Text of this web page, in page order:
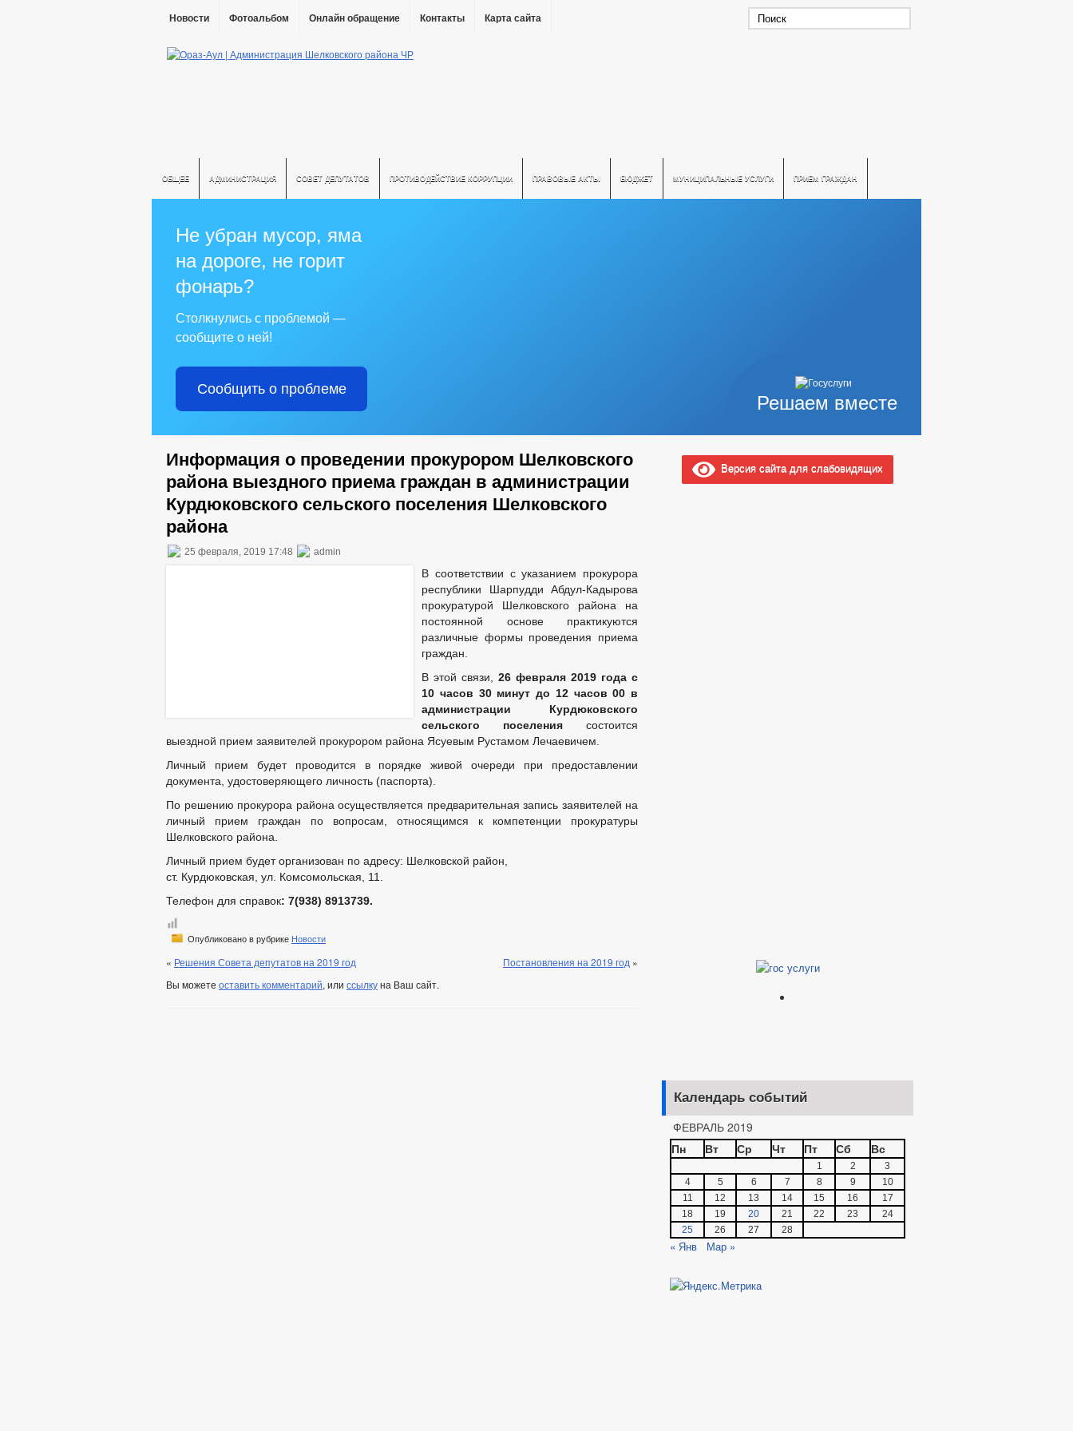
Новости Фотоальбом Онлайн обращение Контакты Карта сайта
ОБЩЕЕ АДМИНИСТРАЦИЯ СОВЕТ ДЕПУТАТОВ ПРОТИВОДЕЙСТВИЕ КОРРУПЦИИ ПРАВОВЫЕ АКТЫ БЮДЖЕТ МУНИЦИПАЛЬНЫЕ УСЛУГИ ПРИЕМ ГРАЖДАН
Решаем вместе
Не убран мусор, яма
на дороге, не горит
фонарь?
Столкнулись с проблемой —
сообщите о ней!
Сообщить о проблеме
Информация о проведении прокурором Шелковского
района выездного приема граждан в администрации
Курдюковского сельского поселения Шелковского
района
25 февраля, 2019 17:48 admin
В соответствии с указанием прокурора
республики Шарпудди Абдул-Кадырова
прокуратурой Шелковского района на
постоянной основе практикуются
различные формы проведения приема
граждан.
В этой связи, 26 февраля 2019 года с
10 часов 30 минут до 12 часов 00 в
администрации Курдюковского
сельского поселения состоится
выездной прием заявителей прокурором района Ясуевым Рустамом Лечаевичем.
Личный прием будет проводится в порядке живой очереди при предоставлении
документа, удостоверяющего личность (паспорта).
По решению прокурора района осуществляется предварительная запись заявителей на
личный прием граждан по вопросам, относящимся к компетенции прокуратуры
Шелковского района.
Личный прием будет организован по адресу: Шелковской район,
ст. Курдюковская, ул. Комсомольская, 11.
Телефон для справок: 7(938) 8913739.
Опубликовано в рубрике Новости
« Решения Совета депутатов на 2019 год Постановления на 2019 год »
Вы можете оставить комментарий, или ссылкуна Ваш сайт.
Версия сайта для слабовидящих
Календарь событий
ФЕВРАЛЬ 2019
Пн
Вт Ср Чт Пт Сб Вс
1 2
3
4
5 6 7 8 9
10
11
12 13 14 15 16
17
18
19 20 21 22 23
24
25
26 27 28
« Янв Мар »